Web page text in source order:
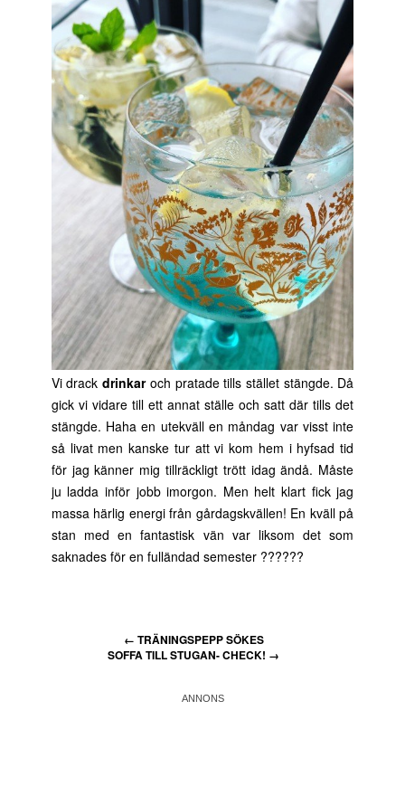
Vi drackdrinkaroch pratade tills stället stängde. Då
gick vi vidare till ett annat ställe och satt där tills det
stängde. Haha en utekväll en måndag var visst inte
så livat men kanske tur att vi kom hem i hyfsad tid
för jag känner mig tillräckligt trött idag ändå. Måste
ju ladda inför jobb imorgon. Men helt klart fick jag
massa härlig energi från gårdagskvällen! En kväll på
stan med en fantastisk vän var liksom det som
saknades för en fulländad semester ??????
← TRÄNINGSPEPP SÖKES
SOFFA TILL STUGAN- CHECK! →